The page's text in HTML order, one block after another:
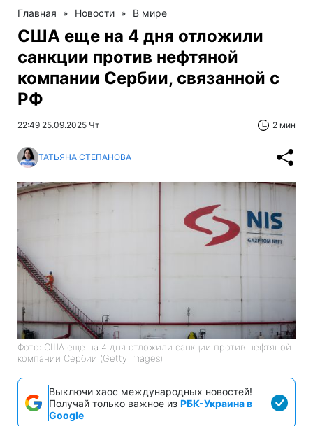
Главная » Новости » В мире
США еще на 4 дня отложили
санкции против нефтяной
компании Сербии, связанной с
РФ
22:49 25.09.2025 Чт 2 мин
ТАТЬЯНА СТЕПАНОВА
Фото: США еще на 4 дня отложили санкции против нефтяной
компании Сербии (Getty Images)
Выключи хаос международных новостей!
Получай только важное из РБК-Украина в
Google